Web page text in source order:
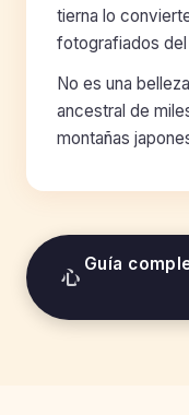
tierna lo
fotografiados del
No es una
ancestral de
montañas
心 Guía